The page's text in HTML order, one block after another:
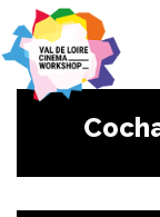
Panneau de